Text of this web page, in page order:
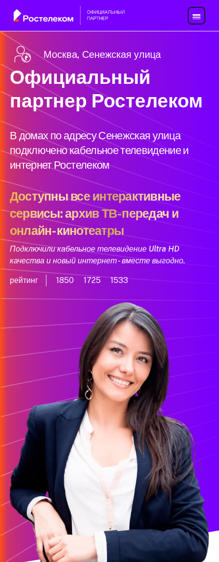
Москва, Сенежская улица
Официальный
партнер Ростелеком
В домах по адресу Сенежская улица
подключено кабельное телевидение и
интернет Ростелеком
Доступны все интерактивные
сервисы: архив ТВ-передач и
онлайн-кинотеатры
Подключили кабельное телевидение Ultra HD
качества и новый интернет - вместе выгодно.
рейтинг 1850 1725 1533